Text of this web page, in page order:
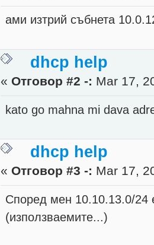
ами изтрий събнета
dhcp help
« Отговор #2 -: Mar 17,
kato go mahna mi dava
dhcp help
« Отговор #3 -: Mar 17,
Според мен 10.10.13.0/24
(използваемите...)